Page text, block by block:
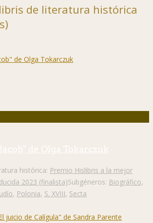
de literatura histórica
de Olga Tokarczuk
histórica: Premio Hislibris a la mejor
2023 (finalista)Subgéneros: Biográfico,
, Polonia, S. XVIII, Secta